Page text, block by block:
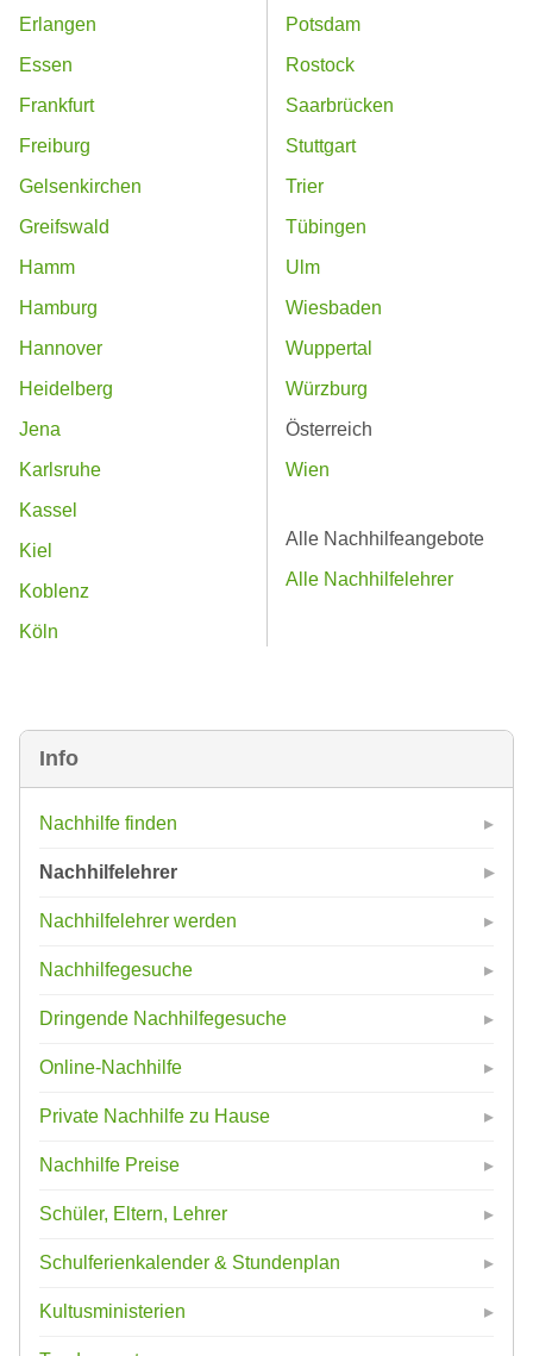
Info
Nachhilfe finden
Nachhilfelehrer
Nachhilfelehrer werden
Nachhilfegesuche
Dringende Nachhilfegesuche
Online-Nachhilfe
Private Nachhilfe zu Hause
Nachhilfe Preise
Schüler, Eltern, Lehrer
Schulferienkalender & Stundenplan
Kultusministerien
Erlangen
Essen
Frankfurt
Freiburg
Gelsenkirchen
Greifswald
Hamm
Hamburg
Hannover
Heidelberg
Jena
Karlsruhe
Kassel
Kiel
Koblenz
Köln
Potsdam
Rostock
Saarbrücken
Stuttgart
Trier
Tübingen
Ulm
Wiesbaden
Wuppertal
Würzburg
Österreich
Wien
Alle Nachhilfeangebote
Alle Nachhilfelehrer